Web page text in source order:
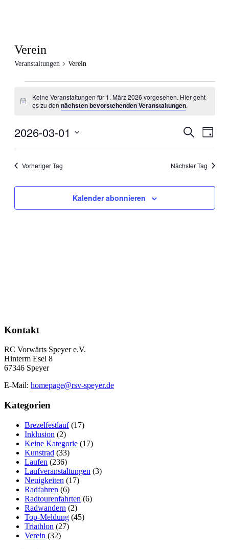
Verein
Veranstaltungen Verein
für
März
Hinweis
Keine Veranstaltungen für 1. März 2026 vorgesehen. Hier geht
es zu dennächsten bevorstehenden Veranstaltungen.
Suche
Tag
2026-03-01
Vorheriger Tag
Nächster Tag
Kalender abonnieren
Kontakt
RC Vorwärts Speyer e.V.
Hinterm Esel 8
67346 Speyer
E-Mail: homepage@rsv-speyer.de
Kategorien
Brezelfestlauf(17)
Inklusion (2)
Keine Kategorie (17)
Kunstrad (33)
Laufen (236)
Laufveranstaltungen (3)
Neuigkeiten (17)
Radfahren (6)
Radtourenfahrten (6)
Radwandern (2)
Top-Meldung (45)
Triathlon (27)
Verein (32)